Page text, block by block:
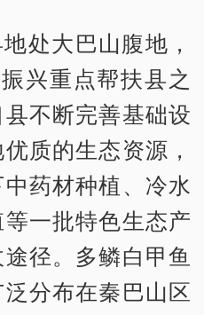
处大巴山腹地，
兴重点帮扶县之
不断完善基础设
质的生态资源，
药材种植、冷水
一批特色生态产
径。多鳞白甲鱼
分布在秦巴山区